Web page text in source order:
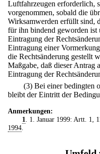
Luftfahrzeugen erforderlich,
vorgenommen, sobald die
Wirksamwerden erfüllt sind,
für ihn bindend geworden ist
Eintragung der
Eintragung einer
die Rechtsänderung gestellt
Maßgabe, daß dieser Antrag
Eintragung der
(3) Bei einer bedingten
bleibt der Eintritt der
Anmerkungen:
1
. 1. Januar 1999: Artt. 1,
1994